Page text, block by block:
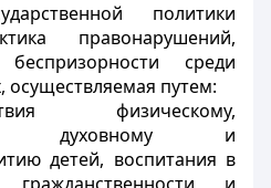
политики
правонарушений,
среди
путем:
физическому,
духовному и
детей, воспитания в